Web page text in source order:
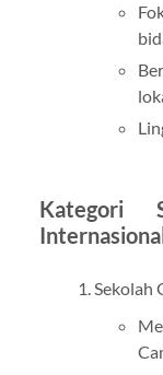
Kategori
Sekolah